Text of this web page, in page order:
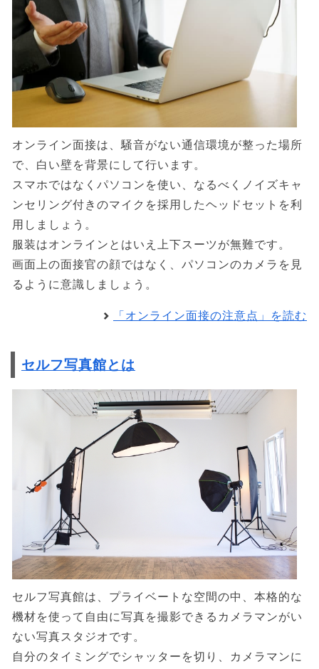
オンライン面接は、騒音がない通信環境が整った場所
で、白い壁を背景にして行います。
スマホではなくパソコンを使い、なるべくノイズキャ
ンセリング付きのマイクを採用したヘッドセットを利
用しましょう。
服装はオンラインとはいえ上下スーツが無難です。
画面上の面接官の顔ではなく、パソコンのカメラを見
るように意識しましょう。
「オンライン面接の注意点」を読む
セルフ写真館とは
セルフ写真館は、プライベートな空間の中、本格的な
機材を使って自由に写真を撮影できるカメラマンがい
ない写真スタジオです。
自分のタイミングでシャッターを切り、カメラマンに